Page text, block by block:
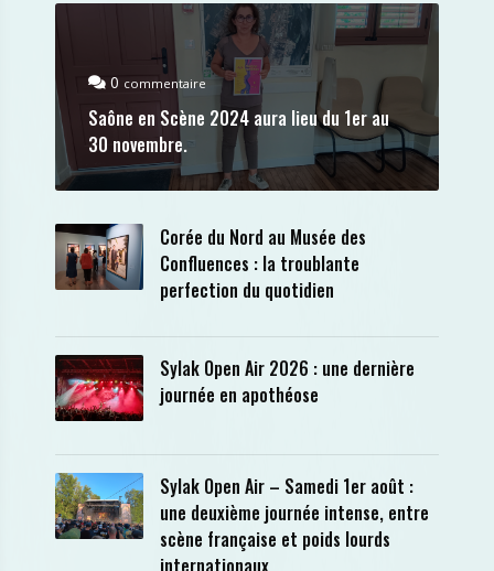
0 commentaire
Saône en Scène 2024 aura lieu du 1er au
30 novembre.
Corée du Nord au Musée des
Confluences : la troublante
perfection du quotidien
Sylak Open Air 2026 : une dernière
journée en apothéose
Sylak Open Air – Samedi 1er août :
une deuxième journée intense, entre
scène française et poids lourds
internationaux